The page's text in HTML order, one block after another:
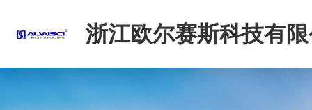
浙江欧尔赛斯科技有